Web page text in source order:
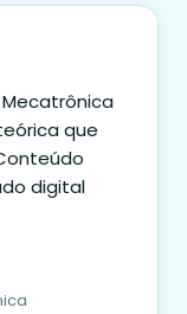
Mecatrônica
que
digital